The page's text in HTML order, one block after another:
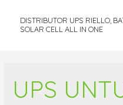
DISTRIBUTOR UPS RIELLO,
SOLAR CELL ALL IN ONE
UPS